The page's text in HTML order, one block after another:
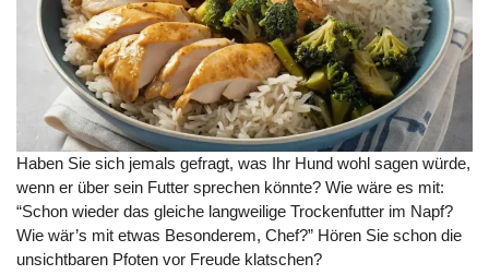
Haben Sie sich jemals gefragt, was Ihr Hund wohl sagen würde,
wenn er über sein Futter sprechen könnte? Wie wäre es mit:
“Schon wieder das gleiche langweilige Trockenfutter im Napf?
Wie wär’s mit etwas Besonderem, Chef?” Hören Sie schon die
unsichtbaren Pfoten vor Freude klatschen?